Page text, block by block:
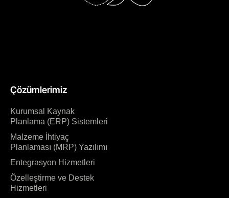
Çözümlerimiz
Kurumsal Kaynak
Planlama (ERP) Sistemleri
Malzeme İhtiyaç
Planlaması (MRP) Yazılımı
Entegrasyon Hizmetleri
Özelleştirme ve Destek
Hizmetleri